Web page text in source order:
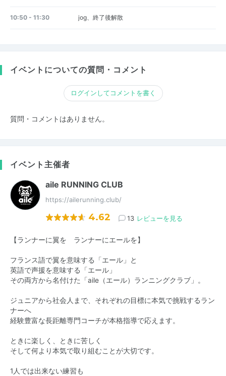
10:50 - 11:30 jog、終了後解散
イベントについての質問・コメント
ログインしてコメントを書く
質問・コメントはありません。
イベント主催者
aile RUNNING CLUB
https://ailerunning.club/
4.62 13 レビューを見る
【ランナーに翼を ランナーにエールを】
フランス語で翼を意味する「エール」と
英語で声援を意味する「エール」
その両方から名付けた「aile（エール）ランニングクラブ」。
ジュニアから社会人まで、それぞれの目標に本気で挑戦するラン
ナーへ
経験豊富な長距離専門コーチが本格指導で応えます。
ときに楽しく、ときに苦しく
そして何より本気で取り組むことが大切です。
1人では出来ない練習も